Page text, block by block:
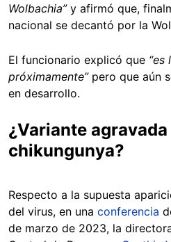
Wolbachia”y afirmó que,
nacional se decantó por la
El funcionario explicó que “es
próximamente”pero que aún
en desarrollo.
¿Variante agravada
chikungunya?
Respecto a la supuesta
del virus, en una conferencia
de marzo de 2023, la